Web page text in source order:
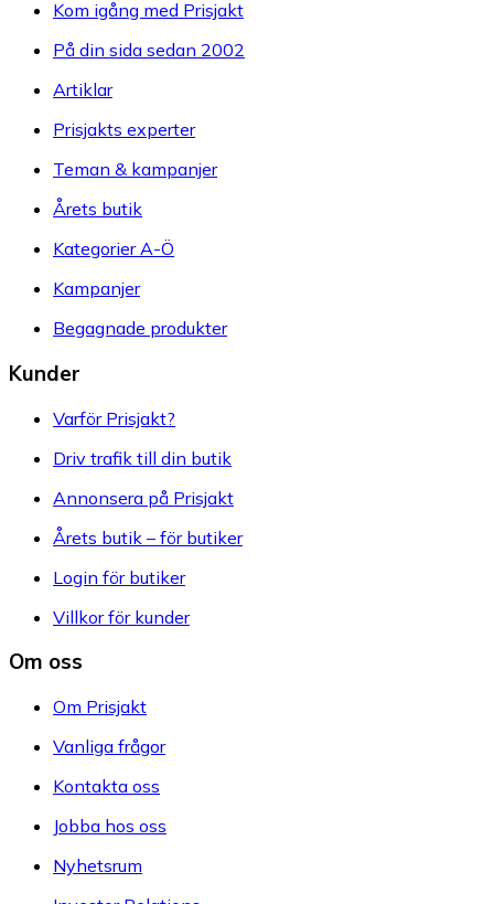
Kom igång med Prisjakt
På din sida sedan 2002
Artiklar
Prisjakts experter
Teman & kampanjer
Årets butik
Kategorier A-Ö
Kampanjer
Begagnade produkter
Kunder
Varför Prisjakt?
Driv trafik till din butik
Annonsera på Prisjakt
Årets butik – för butiker
Login för butiker
Villkor för kunder
Om oss
Om Prisjakt
Vanliga frågor
Kontakta oss
Jobba hos oss
Nyhetsrum